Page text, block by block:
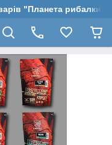
"Планета рибалки"